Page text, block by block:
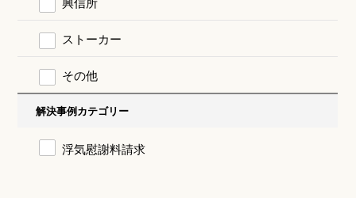
ストーカー
その他
解決事例カテゴリー
浮気慰謝料請求